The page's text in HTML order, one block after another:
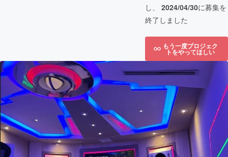
し、 2024/04/30に募集を
終了しました
もう一度プロジェク
トをやってほしい